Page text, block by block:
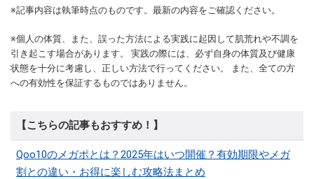
※記事内容は執筆時点のものです。最新の内容をご確認ください。
※個人の体質、また、誤った方法による実践に起因して肌荒れや不調を
引き起こす場合があります。 実践の際には、必ず自身の体質及び健康
状態を十分に考慮し、正しい方法で行ってください。 また、全ての方
への有効性を保証するものではありません。
【こちらの記事もおすすめ！】
Qoo10のメガポとは？2025年はいつ開催？有効期限やメガ
割との違い・お得に楽しむ攻略法まとめ